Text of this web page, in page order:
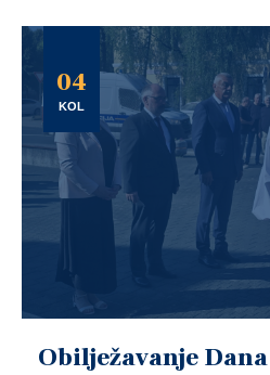
04
KOL
Obilježavanje